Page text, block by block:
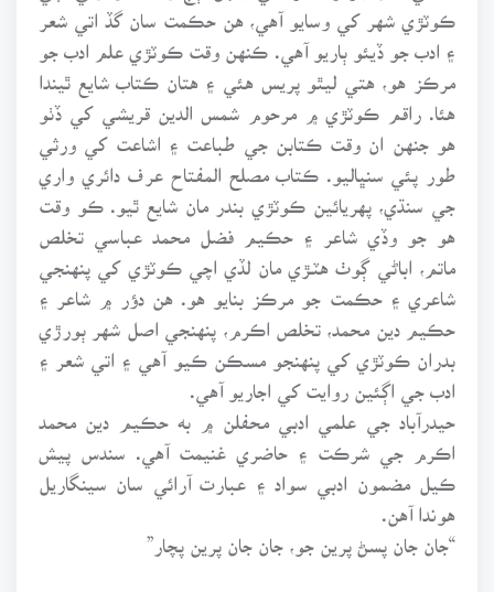
ڪوٽڙي شهر کي وسايو آهي، هن حڪمت سان گڏ اتي شعر
۽ ادب جو ڏيئو ٻاريو آهي. ڪنهن وقت ڪوٽڙي علم ادب جو
مرڪز هو، هتي ليٿو پريس هئي ۽ هتان ڪتاب شايع ٿيندا
هئا. راقم ڪوٽڙي ۾ مرحوم شمس الدين قريشي کي ڏٺو
هو جنهن ان وقت ڪتابن جي طباعت ۽ اشاعت کي ورثي
طور پئي سنڀاليو. ڪتاب مصلح المفتاح عرف دائري واري
جي سنڌي، پهريائين ڪوٽڙي بندر مان شايع ٿيو. ڪو وقت
هو جو وڏي شاعر ۽ حڪيم فضل محمد عباسي تخلص
ماتم، اباڻي ڳوٺ هٽـڙي مان لڏي اچي ڪوٽڙي کي پنهنجي
شاعري ۽ حڪمت جو مرڪز بنايو هو. هن دؤر ۾ شاعر ۽
حڪيم دين محمد، تخلص اڪرم، پنهنجي اصل شهر ٻورڙي
بدران ڪوٽڙي کي پنهنجو مسڪن ڪيو آهي ۽ اتي شعر ۽
ادب جي اڳئين روايت کي اجاريو آهي.
حيدرآباد جي علمي ادبي محفلن ۾ به حڪيم دين محمد
اڪرم جي شرڪت ۽ حاضري غنيمت آهي. سندس پيش
ڪيل مضمون ادبي سواد ۽ عبارت آرائي سان سينگاريل
هوندا آهن.
“جان جان پسڻ پرين جو، جان جان پرين پچار”